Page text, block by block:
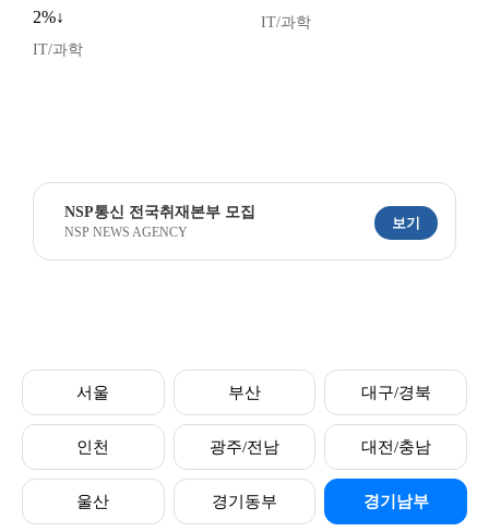
2%↓
IT/과학
IT/과학
NSP통신 전국취재본부 모집
NSP NEWS AGENCY
보기
서울 부산 대구/경북
인천 광주/전남 대전/충남
울산 경기동부 경기남부